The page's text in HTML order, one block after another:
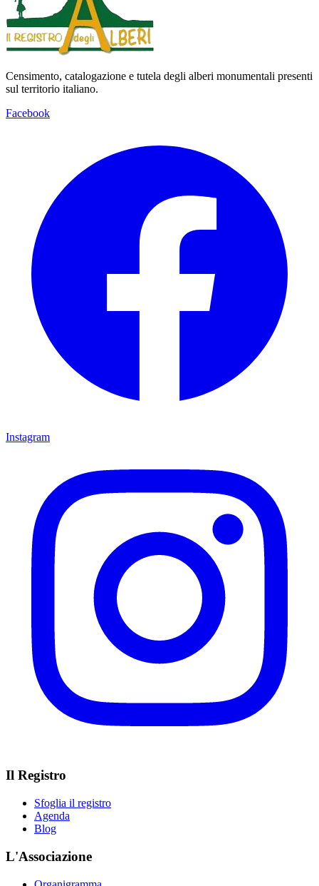
Censimento, catalogazione e tutela degli alberi monumentali presenti
sul territorio italiano.
Facebook
Instagram
Il Registro
Sfoglia il registro
Agenda
Blog
L'Associazione